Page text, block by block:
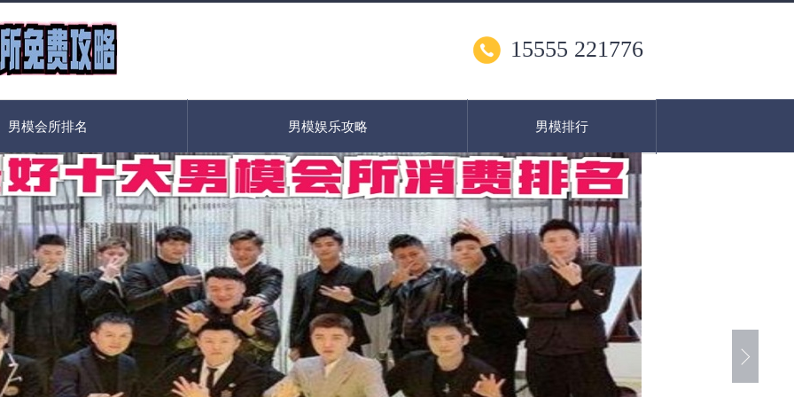
15555 221776
男模会所排名 男模娱乐攻略 男模排行